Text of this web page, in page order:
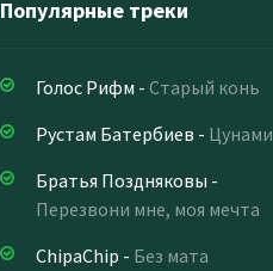
Популярные треки
Голос Рифм - Старый конь
Рустам Батербиев - Цунами
Братья Поздняковы -
Перезвони мне, моя мечта
ChipaChip - Без мата